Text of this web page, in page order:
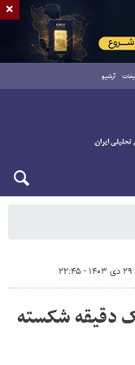
آرشیو
۲۹ دی ۱۴۰۳ - ۲۲:۴۵
دقیقه شکسته
×